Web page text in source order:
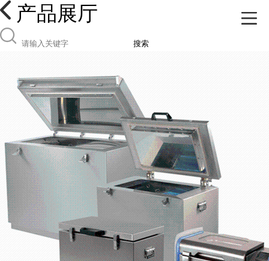
产品展厅
搜索